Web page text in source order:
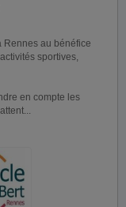
Rennes au bénéfice
sportives,
en compte les